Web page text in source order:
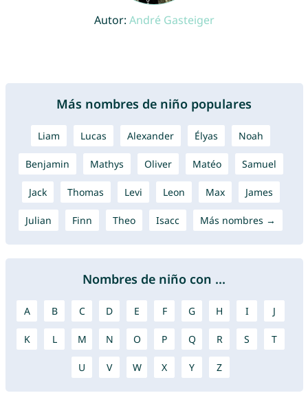
Autor: André Gasteiger
Más nombres de niño populares
Liam Lucas Alexander Élyas Noah
Benjamin Mathys Oliver Matéo Samuel
Jack Thomas Levi Leon Max James
Julian Finn Theo Isacc Más nombres →
Nombres de niño con ...
A B C D E F G H I J
K L M N O P Q R S T
U V W X Y Z